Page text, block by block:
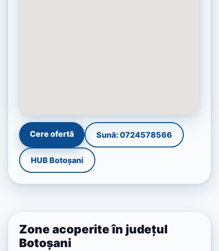
Cere ofertă Sună: 0724578566
HUB Botoșani
Zone acoperite în județul
Botoșani